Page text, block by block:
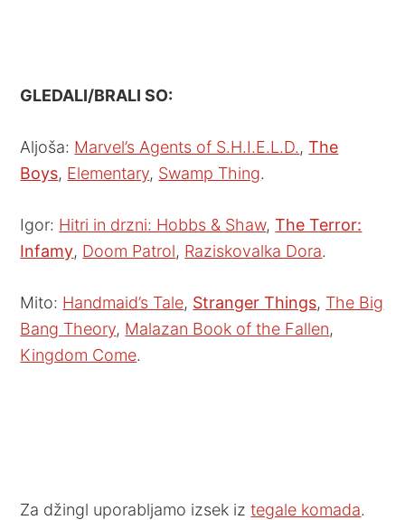
GLEDALI/BRALI SO:
Aljoša: Marvel’s Agents of S.H.I.E.L.D.,The
Boys, Elementary, Swamp Thing.
Igor: Hitri in drzni: Hobbs & Shaw,The Terror:
Infamy, Doom Patrol, Raziskovalka Dora.
Mito: Handmaid’s Tale, Stranger Things, The Big
Bang Theory, Malazan Book of the Fallen,
Kingdom Come.
Za džingl uporabljamo izsek iztegale komada.